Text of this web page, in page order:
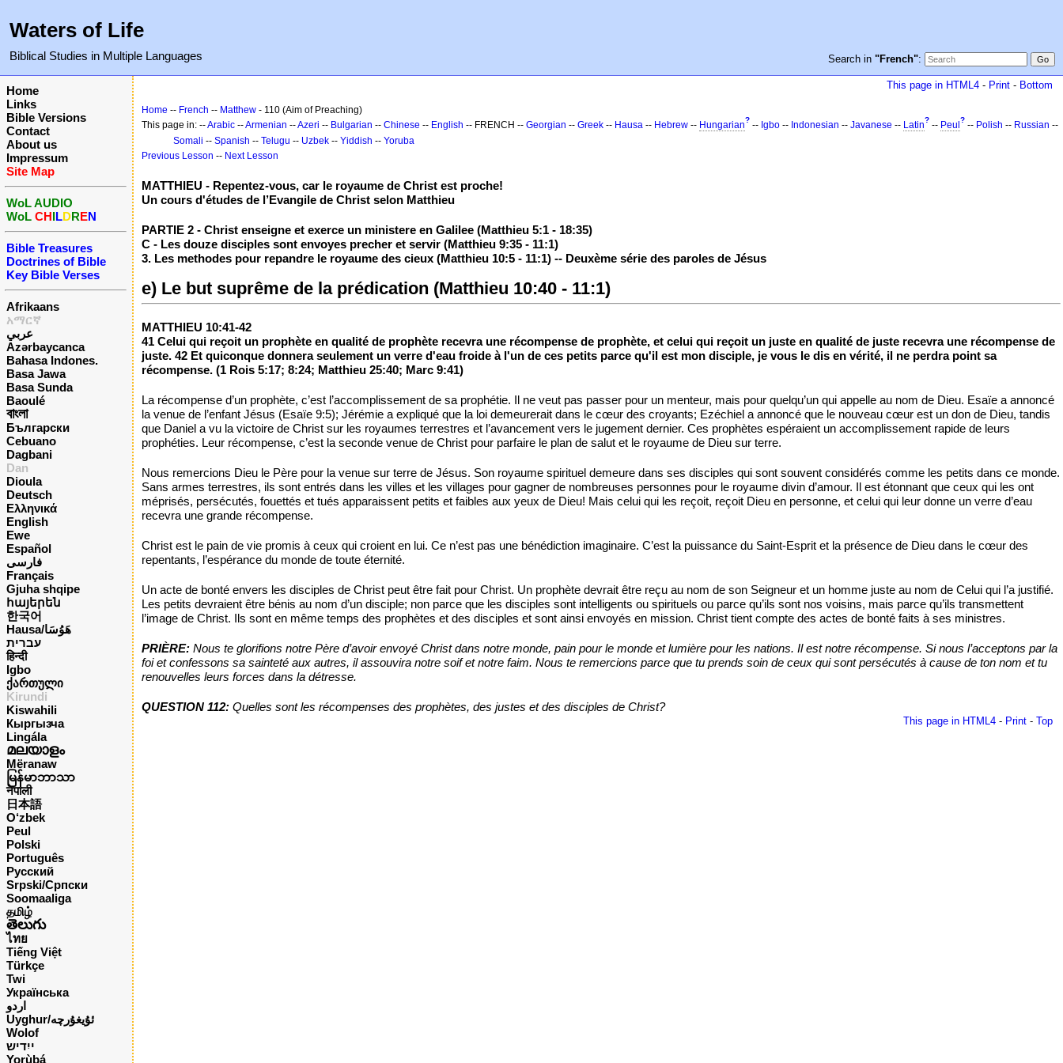
Waters of Life
Biblical Studies in Multiple Languages Search in "French":
Home
Links
Bible Versions
Contact
About us
Impressum
Site Map
WoL AUDIO
WoL CHILDREN
Bible Treasures
Doctrines of Bible
Key Bible Verses
Afrikaans
አማርኛ
عربي
Azərbaycanca
Bahasa Indones.
Basa Jawa
Basa Sunda
Baoulé
বাংলা
Български
Cebuano
Dagbani
Dan
Dioula
Deutsch
Ελληνικά
English
Ewe
Español
فارسی
Français
Gjuha shqipe
հայերեն
한국어
Hausa/هَوُسَا
עברית
हिन्दी
Igbo
ქართული
Kirundi
Kiswahili
Кыргызча
Lingála
മലയാളം
Mëranaw
မြန်မာဘာသာ
नेपाली
日本語
O‘zbek
Peul
Polski
Português
Русский
Srpski/Српски
Soomaaliga
தமிழ்
తెలుగు
ไทย
Tiếng Việt
Türkçe
Twi
Українська
اردو
Uyghur/ئۇيغۇرچه
Wolof
ייִדיש
Yorùbá
This page in HTML4 - Print - Bottom
Home -- French -- Matthew - 110 (Aim of Preaching)
This page in: --Arabic --Armenian --Azeri -- Bulgarian -- Chinese -- English -- FRENCH -- Georgian -- Greek -- Hausa -- Hebrew -- Hungarian? -- Igbo -- Indonesian -- Javanese -- Latin? -- Peul ? -- Polish -- Russian --
Somali -- Spanish -- Telugu -- Uzbek -- Yiddish -- Yoruba
Previous Lesson -- Next Lesson
MATTHIEU - Repentez-vous, car le royaume de Christ est proche!
Un cours d'études de l’Evangile de Christ selon Matthieu
PARTIE 2 - Christ enseigne et exerce un ministere en Galilee (Matthieu 5:1 - 18:35)
C - Les douze disciples sont envoyes precher et servir (Matthieu 9:35 - 11:1)
3. Les methodes pour repandre le royaume des cieux (Matthieu 10:5 - 11:1) -- Deuxème série des paroles de Jésus
e) Le but suprême de la prédication (Matthieu 10:40 - 11:1)
MATTHIEU 10:41-42
41 Celui qui reçoit un prophète en qualité de prophète recevra une récompense de prophète, et celui qui reçoit un juste en qualité de juste recevra une récompense de
juste. 42 Et quiconque donnera seulement un verre d'eau froide à l'un de ces petits parce qu'il est mon disciple, je vous le dis en vérité, il ne perdra point sa
récompense. (1 Rois 5:17; 8:24; Matthieu 25:40; Marc 9:41)
La récompense d’un prophète, c’est l’accomplissement de sa prophétie. Il ne veut pas passer pour un menteur, mais pour quelqu’un qui appelle au nom de Dieu. Esaïe a annoncé
la venue de l’enfant Jésus (Esaïe 9:5); Jérémie a expliqué que la loi demeurerait dans le cœur des croyants; Ezéchiel a annoncé que le nouveau cœur est un don de Dieu, tandis
que Daniel a vu la victoire de Christ sur les royaumes terrestres et l’avancement vers le jugement dernier. Ces prophètes espéraient un accomplissement rapide de leurs
prophéties. Leur récompense, c’est la seconde venue de Christ pour parfaire le plan de salut et le royaume de Dieu sur terre.
Nous remercions Dieu le Père pour la venue sur terre de Jésus. Son royaume spirituel demeure dans ses disciples qui sont souvent considérés comme les petits dans ce monde.
Sans armes terrestres, ils sont entrés dans les villes et les villages pour gagner de nombreuses personnes pour le royaume divin d’amour. Il est étonnant que ceux qui les ont
méprisés, persécutés, fouettés et tués apparaissent petits et faibles aux yeux de Dieu! Mais celui qui les reçoit, reçoit Dieu en personne, et celui qui leur donne un verre d’eau
recevra une grande récompense.
Christ est le pain de vie promis à ceux qui croient en lui. Ce n’est pas une bénédiction imaginaire. C’est la puissance du Saint-Esprit et la présence de Dieu dans le cœur des
repentants, l’espérance du monde de toute éternité.
Un acte de bonté envers les disciples de Christ peut être fait pour Christ. Un prophète devrait être reçu au nom de son Seigneur et un homme juste au nom de Celui qui l’a justifié.
Les petits devraient être bénis au nom d’un disciple; non parce que les disciples sont intelligents ou spirituels ou parce qu’ils sont nos voisins, mais parce qu’ils transmettent
l’image de Christ. Ils sont en même temps des prophètes et des disciples et sont ainsi envoyés en mission. Christ tient compte des actes de bonté faits à ses ministres.
PRIÈRE: Nous te glorifions notre Père d’avoir envoyé Christ dans notre monde, pain pour le monde et lumière pour les nations. Il est notre récompense. Si nous l’acceptons par la
foi et confessons sa sainteté aux autres, il assouvira notre soif et notre faim. Nous te remercions parce que tu prends soin de ceux qui sont persécutés à cause de ton nom et tu
renouvelles leurs forces dans la détresse.
QUESTION 112: Quelles sont les récompenses des prophètes, des justes et des disciples de Christ?
This page in HTML4 - Print - Top